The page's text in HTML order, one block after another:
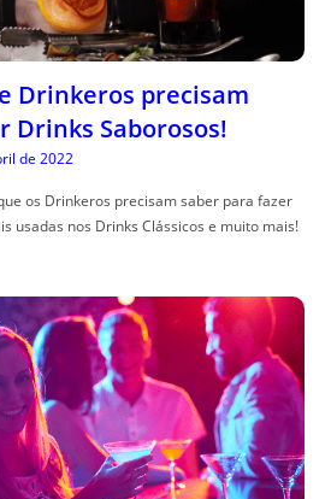
Drinkeros precisam
Drinks Saborosos!
de 2022
os Drinkeros precisam saber para fazer
usadas nos Drinks Clássicos e muito mais!